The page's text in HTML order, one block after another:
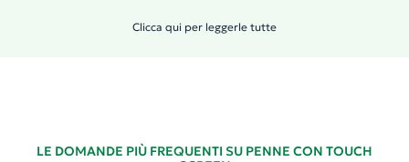
Clicca qui per leggerle tutte
LE DOMANDE PIÙ FREQUENTI SU PENNE CON TOUCH